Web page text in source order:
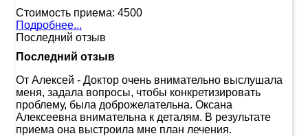
Стоимость приема: 4500
Подробнее...
Последний отзыв
Последний отзыв
От Алексей - Доктор очень внимательно выслушала
меня, задала вопросы, чтобы конкретизировать
проблему, была доброжелательна. Оксана
Алексеевна внимательна к деталям. В результате
приема она выстроила мне план лечения.